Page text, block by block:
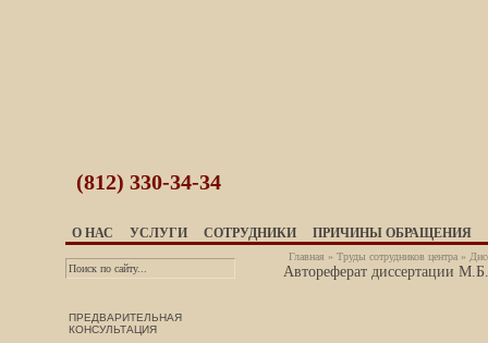
(812) 330-34-34
О НАС УСЛУГИ СОТРУДНИКИ ПРИЧИНЫ ОБРАЩЕНИЯ
ПРЕДВАРИТЕЛЬНАЯ
КОНСУЛЬТАЦИЯ
Главная » Труды сотрудников центра »
Автореферат диссертации